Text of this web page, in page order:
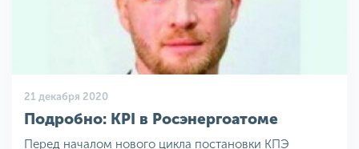
21 декабря 2020
Подробно: KPI в Росэнергоатоме
Перед началом нового цикла постановки КПЭ